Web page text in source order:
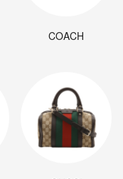
COACH